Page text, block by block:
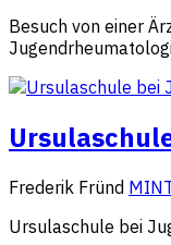
Besuch von einer
Frederik Fründ
Ursulaschule bei